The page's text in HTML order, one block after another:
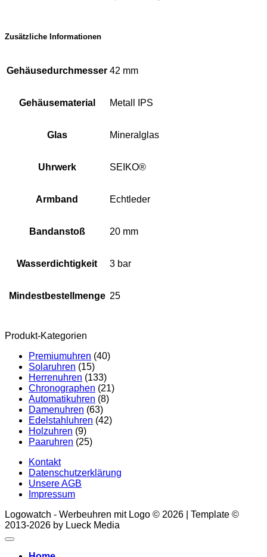
Zusätzliche Informationen
Gehäusedurchmesser 42 mm
Gehäusematerial Metall IPS
Glas Mineralglas
Uhrwerk SEIKO®
Armband Echtleder
Bandanstoß 20 mm
Wasserdichtigkeit 3 bar
Mindestbestellmenge 25
Produkt-Kategorien
Premiumuhren (40)
Solaruhren (15)
Herrenuhren (133)
Chronographen (21)
Automatikuhren (8)
Damenuhren (63)
Edelstahluhren (42)
Holzuhren (9)
Paaruhren (25)
Kontakt
Datenschutzerklärung
Unsere AGB
Impressum
Logowatch - Werbeuhren mit Logo © 2026 | Template ©
2013-2026 by Lueck Media